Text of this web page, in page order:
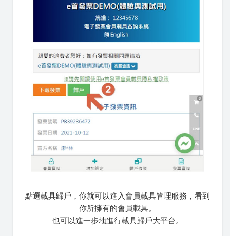
點選載具歸戶，你就可以進入會員載具管理服務，看到
你所擁有的會員載具。
也可以進一步地進行載具歸戶大平台。